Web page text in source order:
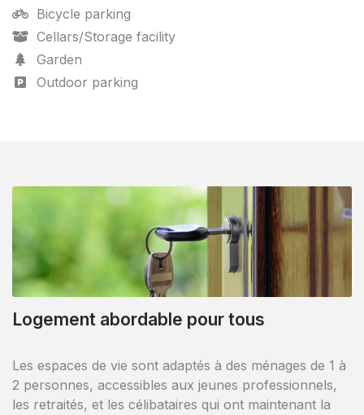
Bicycle parking
Cellars/Storage facility
Garden
Outdoor parking
Logement abordable pour tous
Les espaces de vie sont adaptés à des ménages de 1 à
2 personnes, accessibles aux jeunes professionnels,
les retraités, et les célibataires qui ont maintenant la